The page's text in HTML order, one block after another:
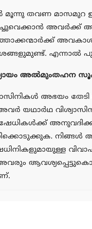
മൂന്നു തവണ മാസമുറ
അവര്‍ക്ക്
എന്നാല്‍
അല്‍മുംതഹന
അഭയം
യഥാര്‍ഥ
നിങ്ങള്‍